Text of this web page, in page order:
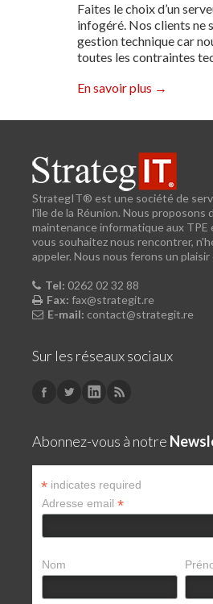
Faites le choix d’un
infogéré. Nos clients ne
gestion technique car
toutes les contraintes
En savoir plus →
StrategIT® est une société de
l'île de la Réunion. Nous proposons
maintenance informatique aux TPE
vous souhaitez nous rencontrer,
appeler. Nous nous ferons un plaisir
Tel: 0262 02 32 88
Fax: fax@strategit.re
E-mail: contact@strategit.re
Sur les réseaux sociaux
Abonnez-vous à notre
* indicates required
Adresse email*
Nom